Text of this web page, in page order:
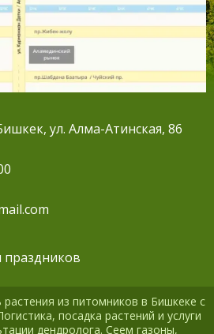
ул. Алма-Атинская, 86
праздников
из питомников в Бишкеке с
посадка растений и услуги
дендролога. Сеем газоны,